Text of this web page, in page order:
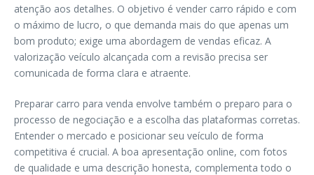
atenção aos detalhes. O objetivo é vender carro rápido e com
o máximo de lucro, o que demanda mais do que apenas um
bom produto; exige uma abordagem de vendas eficaz. A
valorização veículo alcançada com a revisão precisa ser
comunicada de forma clara e atraente.
Preparar carro para venda envolve também o preparo para o
processo de negociação e a escolha das plataformas corretas.
Entender o mercado e posicionar seu veículo de forma
competitiva é crucial. A boa apresentação online, com fotos
de qualidade e uma descrição honesta, complementa todo o